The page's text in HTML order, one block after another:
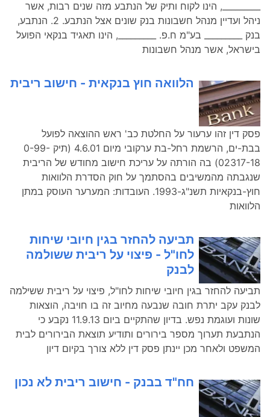
_________, הינו לקוח ותיק של הנתבע מזה שנים רבות, אשר
ניהל ועדיין מנהל חשבונות בנק שונים אצל הנתבע. 2. הנתבע,
בנק _________ בע"מ ח.פ. _________, הינו תאגיד בנקאי הפועל
בישראל, אשר מנהל חשבונות
הלוואה חוץ בנקאית - חישוב ריבית
פסק דין זהו ערעור על החלטת כב' ראש ההוצאה לפועל
בבת-ים, הרשמת רחל-בת ערקובי מיום 4.6.01 (תיק 0-99-
02317-18) בה הורתה על עריכת חישוב מחודש של הריבית
שנגבתה מהמשיבים בהסתמך על חוק הסדרת הלוואות
חוץ-בנקאיות תשנ"ג-1993. העובדות: המערער העוסק במתן
הלוואות
תביעה להחזר בגין חיובי שיחות
לחו"ל - פיצוי על ריבית ששולמה
לבנק
תביעה להחזר בגין חיובי שיחות לחו"ל, פיצוי על ריבית ששילמה
לבנק עקב יתרת חובה שנבעה מחיוב זה בו חויבה, הוצאות
שונות ועוגמת נפש. בדיון שהתקיים ביום 11.9.13 נקבע כי
הנתבעת תערוך מספר בירורים ותודיע תוצאת הבירורים לבית
המשפט ולאחר מכן יינתן פסק דין ללא צורך בקיום דיון
חח"ד בבנק - חישוב ריבית לא נכון